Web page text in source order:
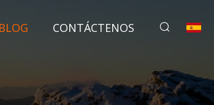
BLOG CONTÁCTENOS